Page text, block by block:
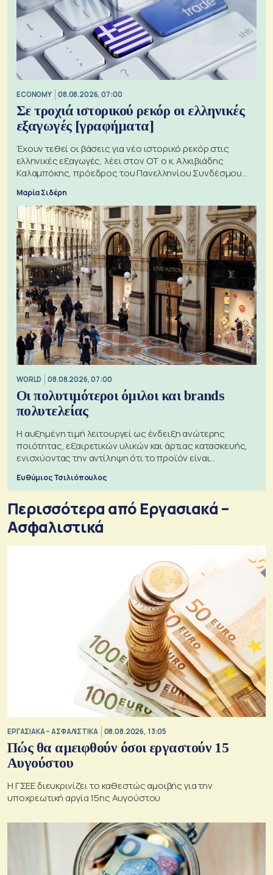
ECONOMY 08.08.2026, 07:00
Σε τροχιά ιστορικού ρεκόρ οι ελληνικές
εξαγωγές [γραφήματα]
Έχουν τεθεί οι βάσεις για νέο ιστορικό ρεκόρ στις
ελληνικές εξαγωγές, λέει στον ΟΤ ο κ. Αλκιβιάδης
Καλαμπόκης, πρόεδρος του Πανελληνίου Συνδέσμου
Μαρία Σιδέρη
WORLD 08.08.2026, 07:00
Οι πολυτιμότεροι όμιλοι και brands
πολυτελείας
Η αυξημένη τιμή λειτουργεί ως ένδειξη ανώτερης
ποιότητας, εξαιρετικών υλικών και άρτιας κατασκευής,
ενισχύοντας την αντίληψη ότι το προϊόν είναι
Ευθύμιος Τσιλιόπουλος
Περισσότερα από Εργασιακά –
Ασφαλιστικά
ΕΡΓΑΣΙΑΚΑ – ΑΣΦΑΛΙΣΤΙΚΑ 08.08.2026, 13:05
Πώς θα αμειφθούν όσοι εργαστούν 15
Αυγούστου
Η ΓΣΕΕ διευκρινίζει το καθεστώς αμοιβής για την
υποχρεωτική αργία 15ης Αυγούστου